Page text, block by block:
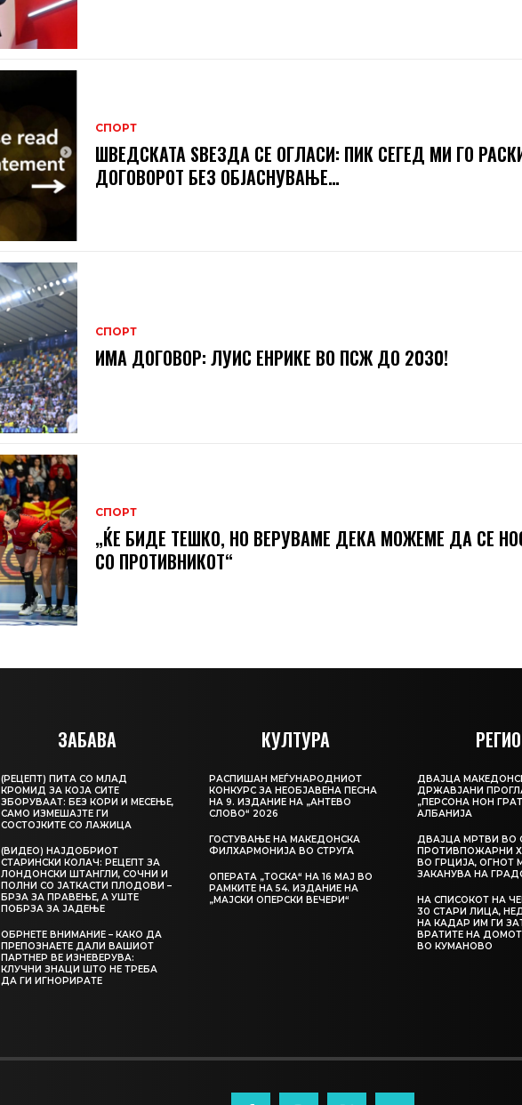
СПОРТ
ШВЕДСКАТА ЅВЕЗДА СЕ ОГЛАСИ: ПИК СЕГЕД МИ ГО
ДОГОВОРОТ БЕЗ ОБЈАСНУВАЊЕ…
СПОРТ
ИМА ДОГОВОР: ЛУИС ЕНРИКЕ ВО ПСЖ ДО 2030!
СПОРТ
„ЌЕ БИДЕ ТЕШКО, НО ВЕРУВАМЕ ДЕКА МОЖЕМЕ ДA СЕ
СО ПРОТИВНИКОТ“
ЗАБАВА
(РЕЦЕПТ) ПИТА СО МЛАД
КРОМИД ЗА КОЈА СИТЕ
ЗБОРУВААТ: БЕЗ КОРИ И МЕСЕЊЕ,
САМО ИЗМЕШАЈТЕ ГИ
СОСТОЈКИТЕ СО ЛАЖИЦА
(ВИДЕО) НАЈДОБРИОТ
СТАРИНСКИ КОЛАЧ: РЕЦЕПТ ЗА
ЛОНДОНСКИ ШТАНГЛИ, СОЧНИ И
ПОЛНИ СО ЈАТКАСТИ ПЛОДОВИ –
БРЗА ЗА ПРАВЕЊЕ, А УШТЕ
ПОБРЗА ЗА ЈАДЕЊЕ
ОБРНЕТЕ ВНИМАНИЕ – КАКО ДА
ПРЕПОЗНАЕТЕ ДАЛИ ВАШИОТ
ПАРТНЕР ВЕ ИЗНЕВЕРУВА:
КЛУЧНИ ЗНАЦИ ШТО НЕ ТРЕБА
ДА ГИ ИГНОРИРАТЕ
КУЛТУРА
РАСПИШАН МЕЃУНАРОДНИОТ
КОНКУРС ЗА НЕОБЈАВЕНА ПЕСНА
НА 9. ИЗДАНИЕ НА „АНТЕВО
СЛОВО“ 2026
ГОСТУВАЊЕ НА МАКЕДОНСКА
ФИЛХАРМОНИЈА ВО СТРУГА
ОПЕРАТА „ТОСКА“ НА 16 МАЈ ВО
РАМКИТЕ НА 54. ИЗДАНИЕ НА
„МАЈСКИ ОПЕРСКИ ВЕЧЕРИ“
ДВАЈЦА
ДРЖАВЈАНИ
„ПЕРСОНА НОН
АЛБАНИЈА
ДВАЈЦА МРТВИ ВО
ПРОТИВПОЖАРНИ
ВО ГРЦИЈА, ОГНОТ
ЗАКАНУВА НА
НА СПИСОКОТ НА
30 СТАРИ ЛИЦА,
НА КАДАР ИМ ГИ
ВРАТИТЕ НА
ВО КУМАНОВО